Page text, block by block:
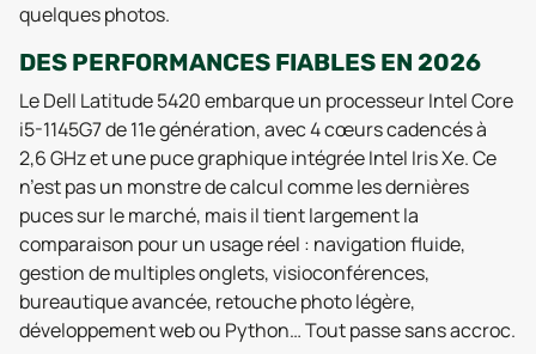
quelques photos.
DES PERFORMANCES FIABLES EN 2026
Le Dell Latitude 5420 embarque un processeur Intel Core
i5-1145G7 de 11e génération, avec 4 cœurs cadencés à
2,6 GHz et une puce graphique intégrée Intel Iris Xe. Ce
n’est pas un monstre de calcul comme les dernières
puces sur le marché, mais il tient largement la
comparaison pour un usage réel : navigation fluide,
gestion de multiples onglets, visioconférences,
bureautique avancée, retouche photo légère,
développement web ou Python… Tout passe sans accroc.